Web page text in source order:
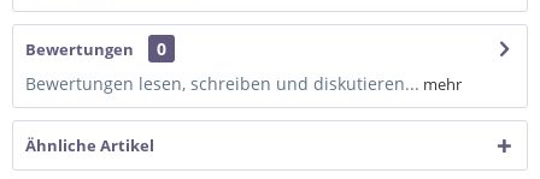
Bewertungen
0
Bewertungen lesen, schreiben und diskutieren... mehr
Ähnliche Artikel